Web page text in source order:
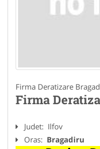
Firma Deratizare
Firma
Judet: Ilfov
Oras: Bragadiru